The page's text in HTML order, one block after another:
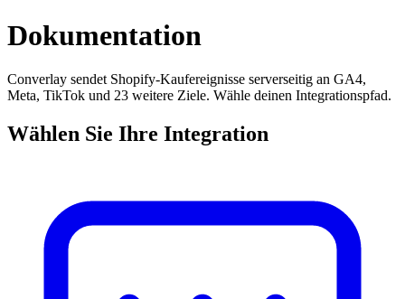
Dokumentation
Converlay sendet Shopify-Kaufereignisse serverseitig an GA4,
Meta, TikTok und 23 weitere Ziele. Wähle deinen Integrationspfad.
Wählen Sie Ihre Integration